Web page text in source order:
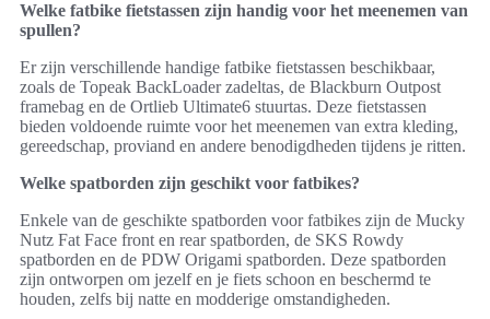
Welke fatbike fietstassen zijn handig voor het meenemen van
spullen?
Er zijn verschillende handige fatbike fietstassen beschikbaar,
zoals de Topeak BackLoader zadeltas, de Blackburn Outpost
framebag en de Ortlieb Ultimate6 stuurtas. Deze fietstassen
bieden voldoende ruimte voor het meenemen van extra kleding,
gereedschap, proviand en andere benodigdheden tijdens je ritten.
Welke spatborden zijn geschikt voor fatbikes?
Enkele van de geschikte spatborden voor fatbikes zijn de Mucky
Nutz Fat Face front en rear spatborden, de SKS Rowdy
spatborden en de PDW Origami spatborden. Deze spatborden
zijn ontworpen om jezelf en je fiets schoon en beschermd te
houden, zelfs bij natte en modderige omstandigheden.